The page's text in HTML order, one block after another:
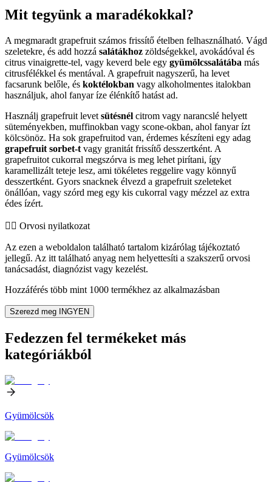
Mit tegyünk a maradékokkal?
A megmaradt grapefruit számos frissítő ételben felhasználható. Vágd
szeletekre, és add hozzá salátákhoz zöldségekkel, avokádóval és
citrus vinaigrette-tel, vagy keverd bele egy gyümölcssalátába más
citrusfélékkel és mentával. A grapefruit nagyszerű, ha levet
facsarunk belőle, és koktélokban vagy alkoholmentes italokban
használjuk, ahol fanyar íze élénkítő hatást ad.
Használj grapefruit levet sütésnél citrom vagy narancslé helyett
süteményekben, muffinokban vagy scone-okban, ahol fanyar ízt
kölcsönöz. Ha sok grapefruitod van, érdemes készíteni egy adag
grapefruit sorbet-t vagy granitát frissítő desszertként. A
grapefruitot cukorral megszórva is meg lehet pirítani, így
karamellizált teteje lesz, ami tökéletes reggelire vagy könnyű
desszertként. Gyors snacknek élvezd a grapefruit szeleteket
önállóan, vagy szórd meg egy kis cukorral vagy mézzel az extra
édes ízért.
👨‍⚕️️ Orvosi nyilatkozat
Az ezen a weboldalon található tartalom kizárólag tájékoztató
jellegű. Az itt található anyag nem helyettesíti a szakszerű orvosi
tanácsadást, diagnózist vagy kezelést.
Hozzáférés több mint 1000 termékhez az alkalmazásban
Szerezd meg INGYEN
Fedezzen fel termékeket más
kategóriákból
Gyümölcsök
Gyümölcsök